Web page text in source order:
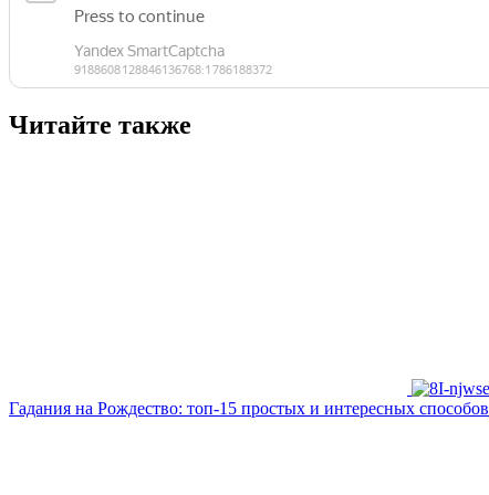
Читайте также
Гадания на Рождество: топ-15 простых и интересных способов